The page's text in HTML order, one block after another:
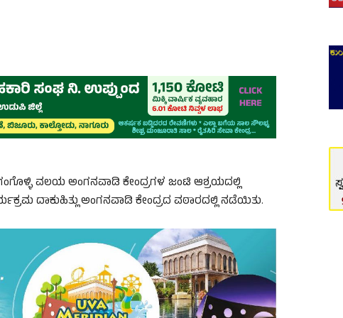
ಗಂಗೊಳ್ಳಿ ವಲಯ ಅಂಗನವಾಡಿ ಕೇಂದ್ರಗಳ ಜಂಟಿ ಆಶ್ರಯದಲ್ಲಿ
ದಾಕುಹಿತ್ಲು ಅಂಗನವಾಡಿ ಕೇಂದ್ರದ ವಠಾರದಲ್ಲಿ ನಡೆಯಿತು.